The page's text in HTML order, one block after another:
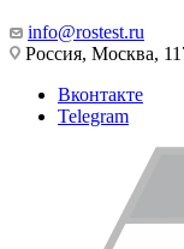
info@rostest.ru
Россия, Москва,
Вконтакте
Telegram